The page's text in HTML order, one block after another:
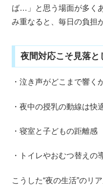
ば…」と思う場面が多く
み重なると、毎日の負担
夜間対応こそ見落と
・泣き声がどこまで響く
・夜中の授乳の動線は快
・寝室と子どもの距離感
・トイレやおむつ替えの
こうした“夜の生活”のリ